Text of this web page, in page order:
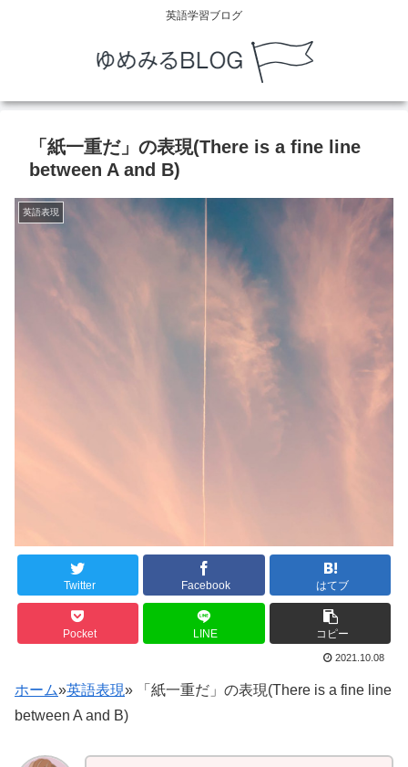
英語学習ブログ
「紙一重だ」の表現(There is a fine line
between A and B)
英語表現
Twitter Facebook はてブ
Pocket LINE コピー
2021.10.08
ホーム»英語表現» 「紙一重だ」の表現(There is a fine line
between A and B)